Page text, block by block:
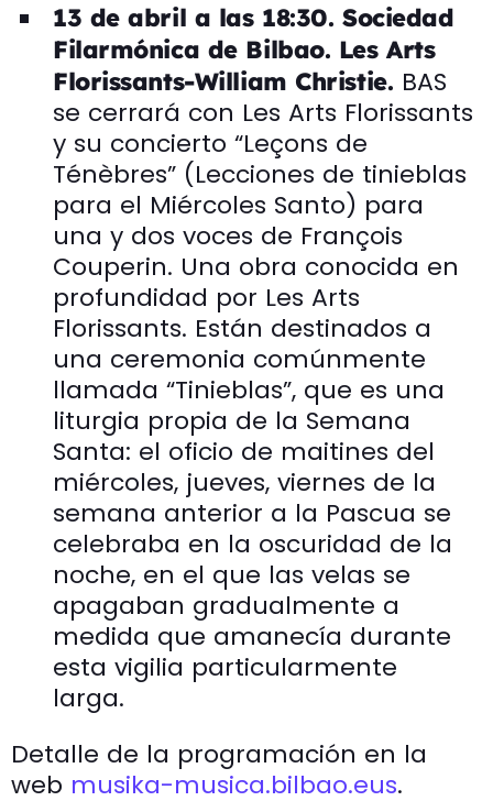
13 de abril a las 18:30. Sociedad
Filarmónica de Bilbao. Les Arts
Florissants-William Christie. BAS
se cerrará con Les Arts Florissants
y su concierto “Leçons de
Ténèbres” (Lecciones de tinieblas
para el Miércoles Santo) para
una y dos voces de François
Couperin. Una obra conocida en
profundidad por Les Arts
Florissants. Están destinados a
una ceremonia comúnmente
llamada “Tinieblas”, que es una
liturgia propia de la Semana
Santa: el oficio de maitines del
miércoles, jueves, viernes de la
semana anterior a la Pascua se
celebraba en la oscuridad de la
noche, en el que las velas se
apagaban gradualmente a
medida que amanecía durante
esta vigilia particularmente
larga.
Detalle de la programación en la
web musika-musica.bilbao.eus.